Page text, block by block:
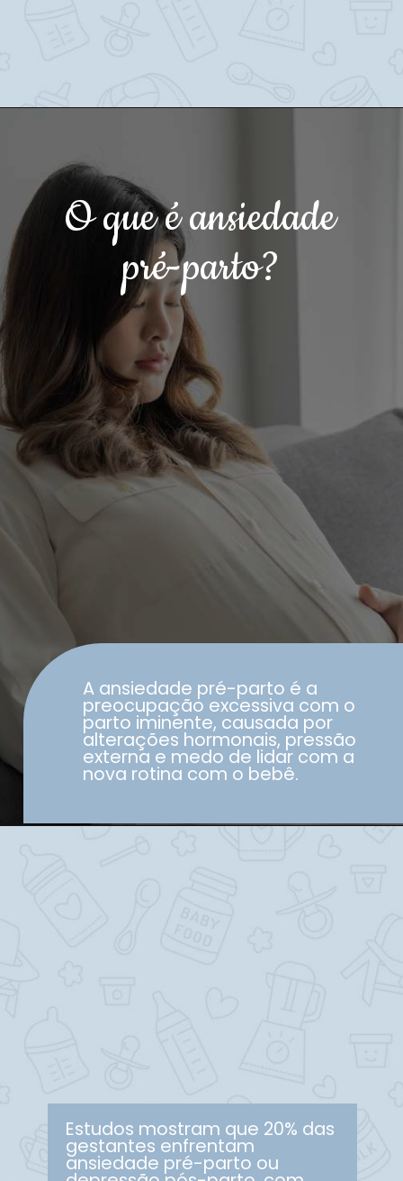
O que é ansiedade
pré-parto?
A ansiedade pré-parto é a
preocupação excessiva com o
parto iminente, causada por
alterações hormonais, pressão
externa e medo de lidar com a
nova rotina com o bebê.
Estudos mostram que 20% das
gestantes enfrentam
ansiedade pré-parto ou